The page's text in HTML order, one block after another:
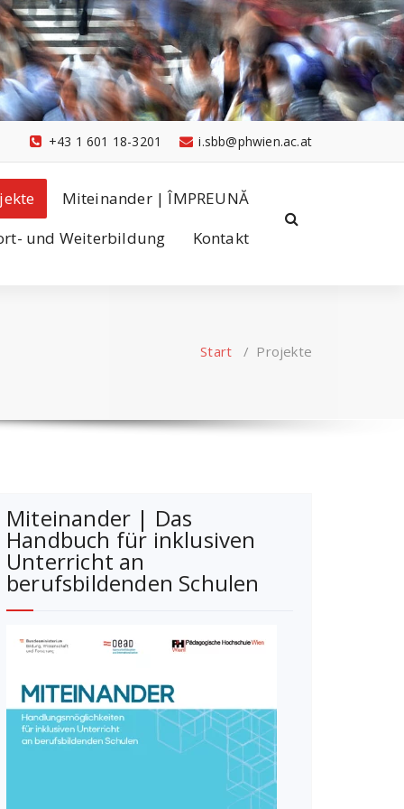
i.sbb@phwien.ac.at
+43 1 601 18-3201
Miteinander | ÎMPREUNĂ
und Weiterbildung
Kontakt
Start / Projekte
Miteinander | Das
Handbuch für inklusiven
Unterricht an
berufsbildenden Schulen